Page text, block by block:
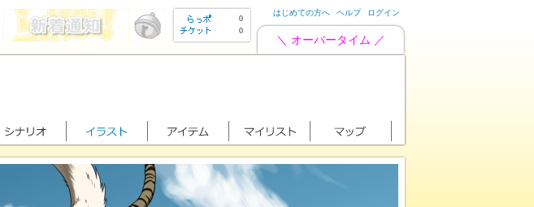
0
0
はじめての方へ ヘルプ ログイン
＼ オーバータイム ／